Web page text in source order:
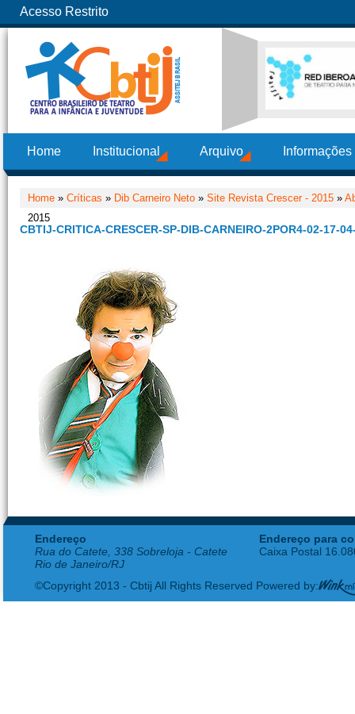
Acesso Restrito
Home Institucional Arquivo
Home » Críticas » Dib Carneiro Neto » Site Revista Crescer - 2015 »
2015
CBTIJ-CRITICA-CRESCER-SP-DIB-CARNEIRO-2POR4-02-17-
Endereço
Rua do Catete, 338 Sobreloja - Catete
Rio de Janeiro/RJ
Endereço para
Caixa Postal
©Copyright 2013 - Cbtij All Rights Reserved Powered by: